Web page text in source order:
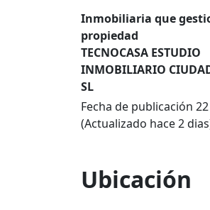
Inmobiliaria que
propiedad
TECNOCASA ESTUDIO
INMOBILIARIO
SL
Fecha de publicación
(Actualizado hace 2
Ubicación